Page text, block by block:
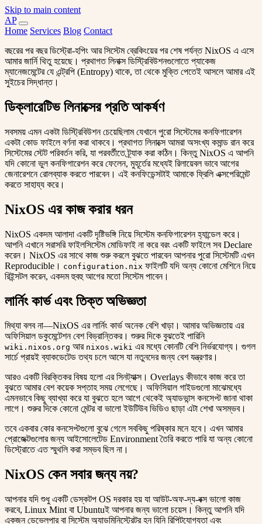
Skip to main content
AP
Home Services Blog Contact
বছরের পর বছর ডিস্ট্রো-হপিং আর সিস্টেম ব্রেকিংয়ের পর শেষ পর্যন্ত NixOS এ এসে
আমার জার্নি থিতু হয়েছে। প্রথাগত লিনাক্স ডিস্ট্রিবিউশনগুলোতে প্যাকেজ
ম্যানেজমেন্টের যে এন্ট্রপি (Entropy) থাকে, তা থেকে মুক্তি পেতেই আসলে আমার এই
সুইচের সিদ্ধান্ত।
ডিক্লারেটিভ লিনাক্সের প্রতি আকর্ষণ
সবসময় এমন একটা ডিস্ট্রিবিউশন চেয়েছিলাম যেখানে পুরো সিস্টেমের কনফিগারেশন
একটা কোড ফাইলে বর্ণনা করা থাকবে। প্রথাগত লিনাক্সে আমরা অসংখ্য কমান্ড রান করে
সিস্টেমের স্টেট পরিবর্তন করি, যা পরবর্তীতে ট্র্যাক করা কঠিন। কিন্তু NixOS এ আপনি
যদি কোনো ভুল কনফিগারেশন করে ফেলেন, মুহূর্তের মধ্যেই রিলায়েবল ভাবে আগের
জেনারেশনে রোলব্যাক করতে পারবেন। এই কনফিডেন্সটাই আমাকে ফ্রিলি এক্সপেরিমেন্ট
করতে সাহায্য করে।
NixOS এর কাজ করার ধরন
NixOS একদম আলাদা একটি দৃষ্টিভঙ্গি নিয়ে সিস্টেম কনফিগারেশন হ্যান্ডেল করে।
আপনি এখানে সরাসরি ফাইলসিস্টেম মোডিফাই না করে বরং একটি ফাইলে সব Declare
করেন। NixOS এর সাথে কাজ শুরু করলে বুঝতে পারবেন আপনার পুরো সিস্টেমটি এখন
Reproducible। configuration.nix ফাইলটি যদি অন্য কোনো মেশিনে নিয়ে
রিইন্সটল করেন, একদম হুবহু আগের মতো সিস্টেম পাবেন।
লার্নিং কার্ভ এবং তিক্ত অভিজ্ঞতা
মিথ্যা বলব না—NixOS এর লার্নিং কার্ভ অনেক বেশি খাড়া। আমার অভিজ্ঞতায় এর
অফিসিয়াল ডকুমেন্টেশন বেশ বিভ্রান্তিকর। শুরুর দিকে বুঝতেই পারিনি
wiki.nixos.org আর nixos.wiki এর মধ্যে কোনটি বেশি নির্ভরযোগ্য। গুগল
সার্চে প্রায়ই ব্যাকডেটেড তথ্য চলে আসে যা নতুনদের জন্য বেশ যন্ত্রণার।
আরও একটি বিরক্তিকর বিষয় হলো এর সিনট্যাক্স। Overlays কীভাবে কাজ করে তা
বুঝতে আমার বেশ কয়েক সপ্তাহ সময় লেগেছে। অফিসিয়াল গাইডগুলো মাঝেমধ্যে
এমনভাবে কিছু ব্যাখ্যা করে যা বুঝতে হলে আগে থেকেই অ্যাডভান্স কনসেপ্ট জানা থাকা
লাগে। শুরুর দিকে কোনো মেন্টর বা ভালো ইউটিউব ভিডিও ছাড়া এটা শেখা অসম্ভব।
তবে একবার কোর কনসেপ্টগুলো বুঝে গেলে সবকিছু পরিষ্কার মনে হবে। এখন আমার
প্রোজেক্টগুলোর জন্য আইসোলেটেড Environment তৈরি করতে পারি যা অন্য কোনো
ডিস্ট্রোতে এত স্মুথলি করা সম্ভব ছিল না।
NixOS কেন সবার জন্য নয়?
আপনার যদি শুধু একটি ডেস্কটপ OS দরকার হয় যা আউট-অফ-দ্য-বক্স ভালো কাজ
করবে, Linux Mint বা Ubuntuই আপনার জন্য ভালো চয়েস। কিন্তু আপনি যদি
একজন ডেভেলপার বা সিস্টেম অ্যাডমিনিস্ট্রেটর হন যিনি রিপিটযোগ্যতা এবং